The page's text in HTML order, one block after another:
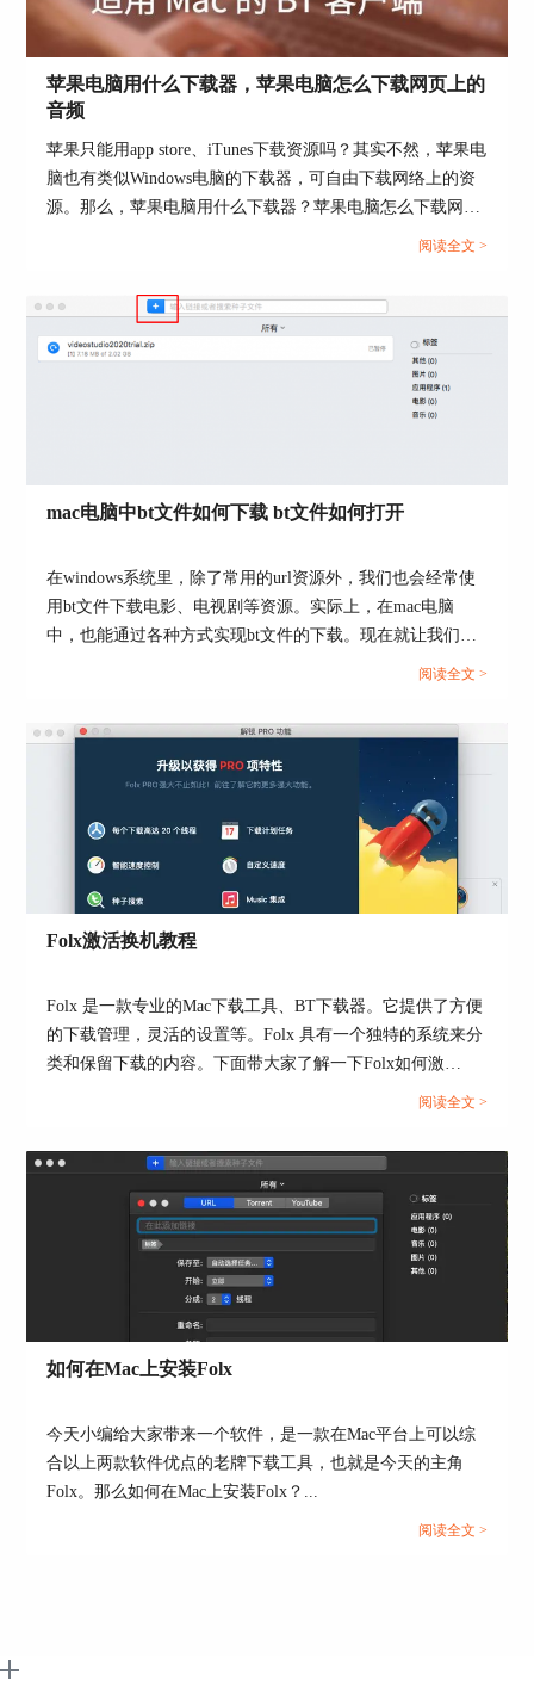
页，然后在右键快捷菜单中选择“使用Folx下载页
面元素”选项。
图5：批量下载图片
同样地，在音频下载页面中，我们也可以使用右键
快捷菜单中的“使用Folx下载页面元素”选项，捕获
页面中的音频下载链接。
如图6所示，可以看到，Folx的链接捕获窗口中已
经出现了页面包含的16个音频链接。用户可以对这
些链接进行勾选下载。
图7：批量下载音频
以上就是如何运用Folx浏览器捕获下载功能的全部
苹果电脑用什么下载器，苹果电脑怎么下载网页上的
音频
苹果只能用app store、iTunes下载资源吗？其实不然，苹果电
脑也有类似Windows电脑的下载器，可自由下载网络上的资
源。那么，苹果电脑用什么下载器？苹果电脑怎么下载网页
阅读全文 >
mac电脑中bt文件如何下载 bt文件如何打开
在windows系统里，除了常用的url资源外，我们也会经常使
用bt文件下载电影、电视剧等资源。实际上，在mac电脑
中，也能通过各种方式实现bt文件的下载。现在就让我们一
起来了解下mac电脑中bt文件如何下载，bt文件如何打开的相
阅读全文 >
Folx激活换机教程
Folx 是一款专业的Mac下载工具、BT下载器。它提供了方便
的下载管理，灵活的设置等。Folx 具有一个独特的系统来分
类和保留下载的内容。下面带大家了解一下Folx如何激
阅读全文 >
如何在Mac上安装Folx
今天小编给大家带来一个软件，是一款在Mac平台上可以综
合以上两款软件优点的老牌下载工具，也就是今天的主角
Folx。那么如何在Mac上安装Folx？...
阅读全文 >